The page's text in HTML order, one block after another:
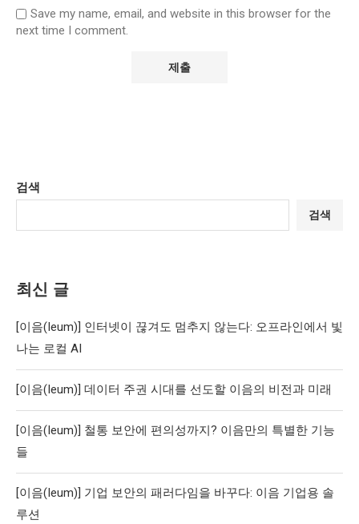
Save my name, email, and website in this browser for the
next time I comment.
검색
검색
최신 글
[이음(Ieum)] 인터넷이 끊겨도 멈추지 않는다: 오프라인에서 빛
나는 로컬 AI
[이음(Ieum)] 데이터 주권 시대를 선도할 이음의 비전과 미래
[이음(Ieum)] 철통 보안에 편의성까지? 이음만의 특별한 기능
들
[이음(Ieum)] 기업 보안의 패러다임을 바꾸다: 이음 기업용 솔
루션